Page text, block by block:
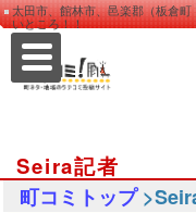
太田市、館林市、邑楽郡（板倉
いところ！！
Seira記者
町コミトップ